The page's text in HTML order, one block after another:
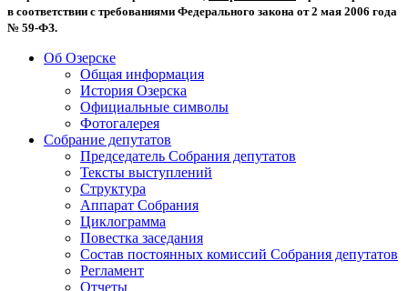
в соответствии с требованиями Федерального закона от 2 мая 2006 года
№ 59-ФЗ.
Об Озерске
Общая информация
История Озерска
Официальные символы
Фотогалерея
Собрание депутатов
Председатель Собрания депутатов
Тексты выступлений
Структура
Аппарат Собрания
Циклограмма
Повестка заседания
Состав постоянных комиссий Собрания депутатов
Регламент
Отчеты